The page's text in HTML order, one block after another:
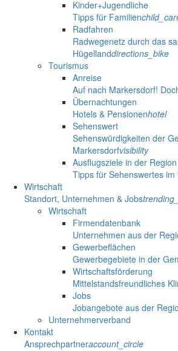
Kinder+Jugendliche
Tipps für Familien
Radfahren
Radwegenetz durch das
Hügellanddirections_bike
Tourismus
Anreise
Auf nach Markersdorf!
Übernachtungen
Hotels & Pensionenhotel
Sehenswert
Sehenswürdigkeiten der
Markersdorfvisibility
Ausflugsziele in der Region
Tipps für Sehenswertes im
Wirtschaft
Standort, Unternehmen & Jobs
Wirtschaft
Firmendatenbank
Unternehmen aus der
Gewerbeflächen
Gewerbegebiete in der
Wirtschaftsförderung
Mittelstandsfreundliches
Jobs
Jobangebote aus der
Unternehmerverband
Kontakt
Ansprechpartneraccount_circle